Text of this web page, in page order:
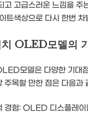
고 고급스러운 느낌을 주
트색상으로 다시 한번 차
OLED모델의
모델은 다양한 기대
주목할 만한 점은 다음과
경험: OLED 디스플레이